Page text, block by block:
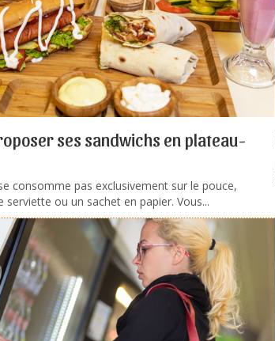
ses sandwichs en plateau-
consomme pas exclusivement sur le pouce,
serviette ou un sachet en papier. Vous...